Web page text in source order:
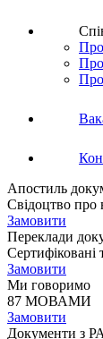
Апостиль
Свідоцтво про
Замовити
Переклади
Сертифіковані
Замовити
Ми говоримо
87 МОВАМИ
Замовити
Документи з